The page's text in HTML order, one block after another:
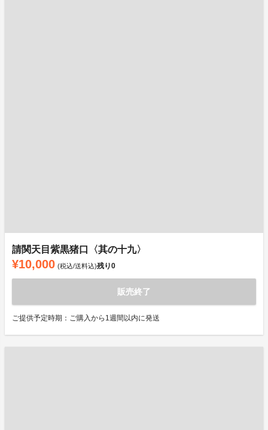
請関天目紫黒猪口〈其の十九〉
¥10,000 (税込/送料込)残り0
販売終了
ご提供予定時期：ご購入から1週間以内に発送